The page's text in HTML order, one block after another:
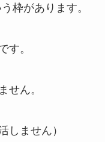
枠があります。
す。
せん。
しません）